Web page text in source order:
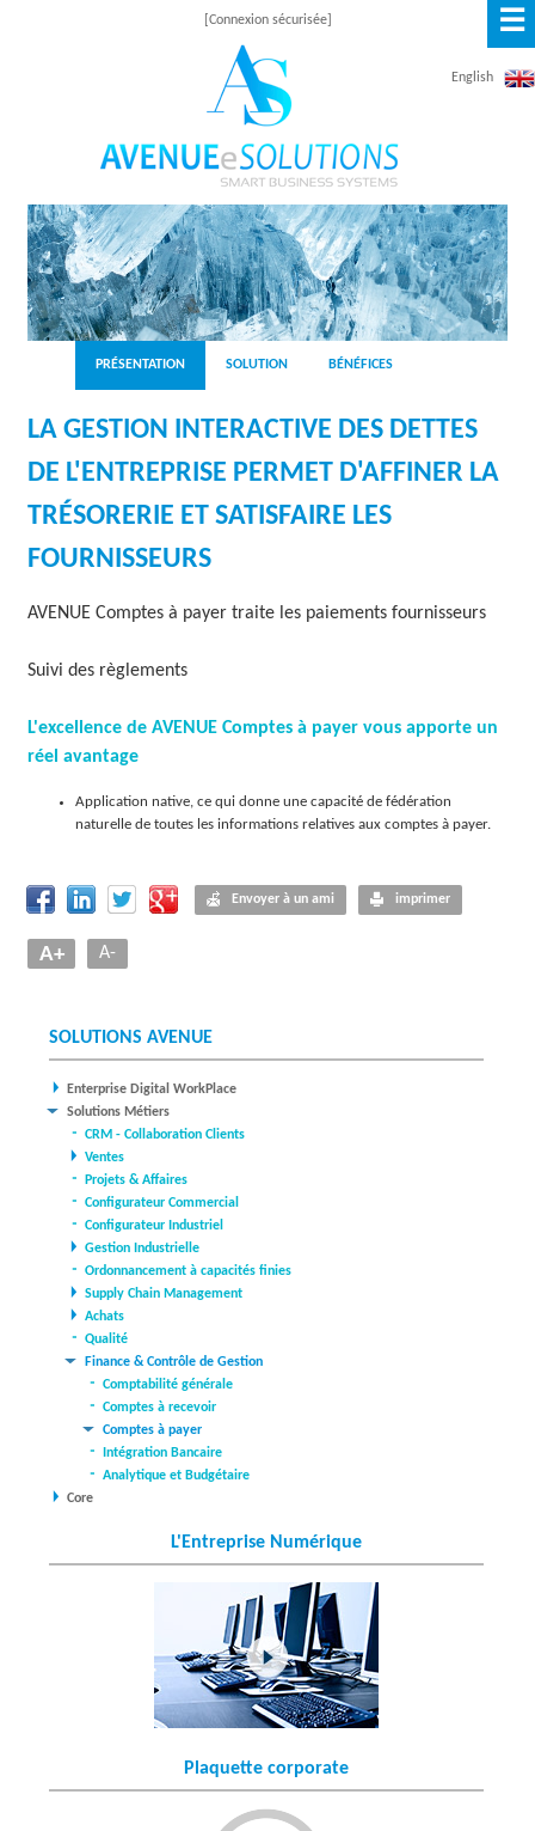
A
V
E
N
U
E
E
S
O
L
U
I
N
[Connexion sécurisée]
English
PRÉSENTATION SOLUTION BÉNÉFICES
LA GESTION INTERACTIVE DES DETTES
DE L'ENTREPRISE PERMET D'AFFINER LA
TRÉSORERIE ET SATISFAIRE LES
FOURNISSEURS
AVENUE Comptes à payer traite les paiements fournisseurs
Suivi des règlements
L'excellence de AVENUE Comptes à payer vous apporte un
réel avantage
Application native, ce qui donne une capacité de fédération
naturelle de toutes les informations relatives aux comptes à payer.
Envoyer à un ami imprimer
A+ A-
SOLUTIONS AVENUE
Enterprise Digital WorkPlace
Solutions Métiers
CRM - Collaboration Clients
Ventes
Projets & Affaires
Configurateur Commercial
Configurateur Industriel
Gestion Industrielle
Ordonnancement à capacités finies
Supply Chain Management
Achats
Qualité
Finance & Contrôle de Gestion
Comptabilité générale
Comptes à recevoir
Comptes à payer
Intégration Bancaire
Analytique et Budgétaire
Core
L'Entreprise Numérique
Plaquette corporate
☰